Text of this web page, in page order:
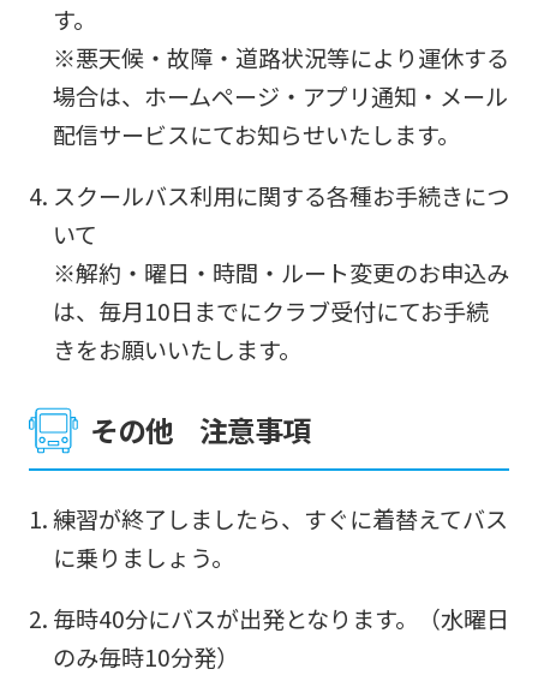
す。
※悪天候・故障・道路状況等により運休する
場合は、ホームページ・アプリ通知・メール
配信サービスにてお知らせいたします。
スクールバス利用に関する各種お手続きにつ
いて
※解約・曜日・時間・ルート変更のお申込み
は、毎月10日までにクラブ受付にてお手続
きをお願いいたします。
その他 注意事項
練習が終了しましたら、すぐに着替えてバス
に乗りましょう。
毎時40分にバスが出発となります。（水曜日
のみ毎時10分発）